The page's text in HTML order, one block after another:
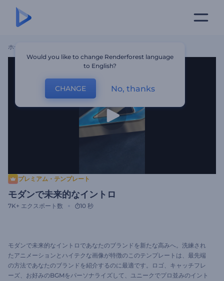
ホーム
プレミアム・テンプレート
モダンで未来的なイントロ
7K+ エクスポート数 10 秒
モダンで未来的なイントロであなたのブランドを新たな高みへ。洗練され
たアニメーションとハイテクな画像が特徴のこのテンプレートは、最先端
の方法であなたのブランドを紹介するのに最適です。ロゴ、キャッチフレ
ーズ、お好みのBGMをパーソナライズして、ユニークでプロ並みのイント
Would you like to change Renderforest language
to English?
CHANGE No, thanks